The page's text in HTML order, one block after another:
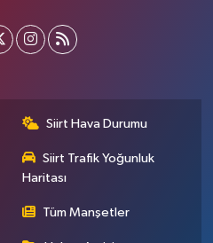
Siirt Hava Durumu
Siirt Trafik Yoğunluk
Haritası
Tüm Manşetler